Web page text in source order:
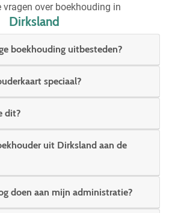
vragen over boekhouding in
Dirksland
boekhouding uitbesteden?
speciaal?
dit?
uit Dirksland aan de
doen aan mijn administratie?